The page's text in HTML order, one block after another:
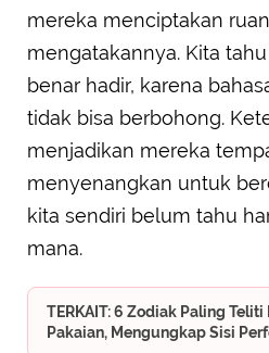
mereka menciptakan
mengatakannya. Kita
benar hadir, karena
tidak bisa berbohong.
menjadikan mereka
menyenangkan untuk
kita sendiri belum tahu
mana.
TERKAIT: 6 Zodiak Paling
Pakaian, Mengungkap Sisi